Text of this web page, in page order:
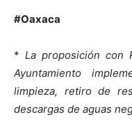
#Oaxaca
* La proposición con
Ayuntamiento
limpieza, retiro de
descargas de aguas